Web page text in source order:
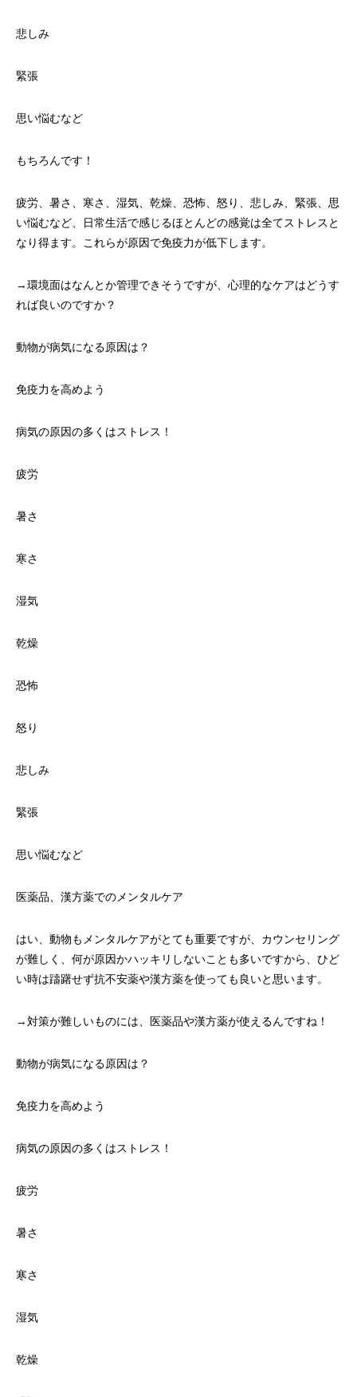
悲しみ
緊張
思い悩むなど
もちろんです！
疲労、暑さ、寒さ、湿気、乾燥、恐怖、怒り、悲しみ、緊張、思
い悩むなど、日常生活で感じるほとんどの感覚は全てストレスと
なり得ます。これらが原因で免疫力が低下します。
→環境面はなんとか管理できそうですが、心理的なケアはどうす
れば良いのですか？
動物が病気になる原因は？
免疫力を高めよう
病気の原因の多くはストレス！
疲労
暑さ
寒さ
湿気
乾燥
恐怖
怒り
悲しみ
緊張
思い悩むなど
医薬品、漢方薬でのメンタルケア
はい、動物もメンタルケアがとても重要ですが、カウンセリング
が難しく、何が原因かハッキリしないことも多いですから、ひど
い時は躊躇せず抗不安薬や漢方薬を使っても良いと思います。
→対策が難しいものには、医薬品や漢方薬が使えるんですね！
動物が病気になる原因は？
免疫力を高めよう
病気の原因の多くはストレス！
疲労
暑さ
寒さ
湿気
乾燥